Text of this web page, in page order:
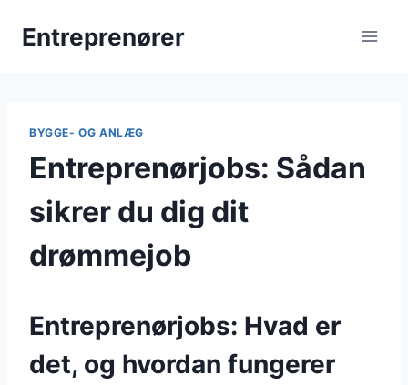
Entreprenører
BYGGE- OG ANLÆG
Entreprenørjobs: Sådan
sikrer du dig dit
drømmejob
Entreprenørjobs: Hvad er
det, og hvordan fungerer